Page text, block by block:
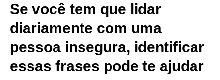
Se você tem que lidar
diariamente com uma
pessoa insegura, identificar
essas frases pode te ajudar